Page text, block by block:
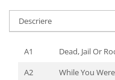
Descriere
A1 Dead, Jail Or
A2
While You